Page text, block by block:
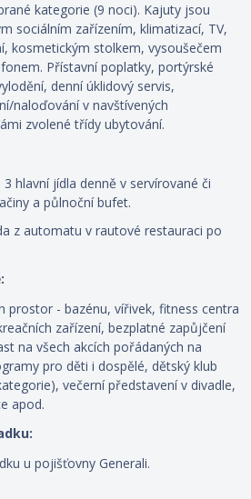
kategorie (9 noci). Kajuty jsou
sociálním zařízením, klimatizací, TV,
kosmetickým stolkem, vysoušečem
Přístavní poplatky, portýrské
denní úklidový servis,
naloďování v navštívených
zvolené třídy ubytování.
hlavní jídla denně v servírované či
a půlnoční bufet.
z automatu v rautové restauraci po
prostor - bazénu, vířivek, fitness centra
zařízení, bezplatné zapůjčení
na všech akcích pořádaných na
pro děti i dospělé, dětský klub
večerní představení v divadle,
apod.
u pojišťovny Generali.